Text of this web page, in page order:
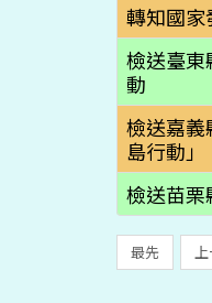
轉知國家
檢送臺東
動
檢送嘉
島行動
檢送苗栗
最先